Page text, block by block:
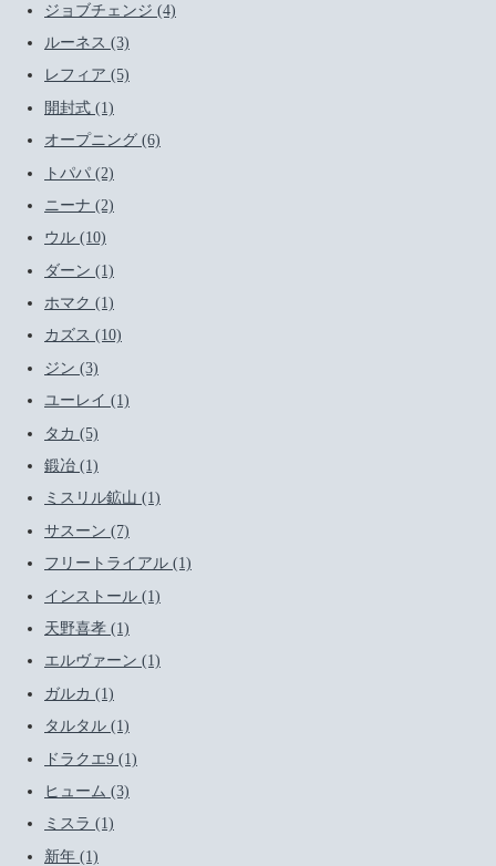
ジョブチェンジ (4)
ルーネス (3)
レフィア (5)
開封式 (1)
オープニング (6)
トパパ (2)
ニーナ (2)
ウル (10)
ダーン (1)
ホマク (1)
カズス (10)
ジン (3)
ユーレイ (1)
タカ (5)
鍛冶 (1)
ミスリル鉱山 (1)
サスーン (7)
フリートライアル (1)
インストール (1)
天野喜孝 (1)
エルヴァーン (1)
ガルカ (1)
タルタル (1)
ドラクエ9 (1)
ヒューム (3)
ミスラ (1)
新年 (1)